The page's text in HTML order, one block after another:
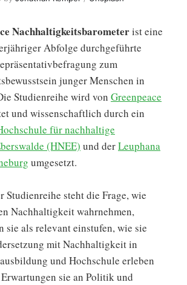
Nachhaltigkeitsbarometerist eine
Abfolge durchgeführte
zum
junger Menschen in
Studienreihe wird von Greenpeace
und wissenschaftlich durch ein
für nachhaltige
(HNEE) und derLeuphana
umgesetzt.
Studienreihe steht die Frage, wie
Nachhaltigkeit wahrnehmen,
sie als relevant einstufen, wie sie
mit Nachhaltigkeit in
und Hochschule erleben
sie an Politik und